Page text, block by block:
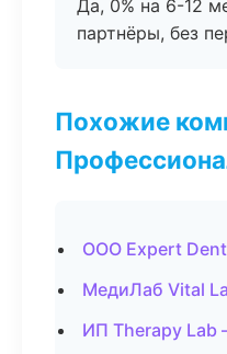
Да, 0% на 6-12
партнёры, без
Похожие
ООО Expert
МедиЛаб Vital
ИП Therapy